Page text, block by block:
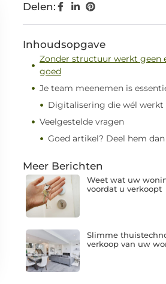
Delen:
Inhoudsopgave
Zonder structuur werkt geen
goed
Je team meenemen is
Digitalisering die wél werkt
Veelgestelde vragen
Goed artikel? Deel hem dan
Meer Berichten
Weet wat uw
voordat u verkoopt
Slimme
verkoop van uw